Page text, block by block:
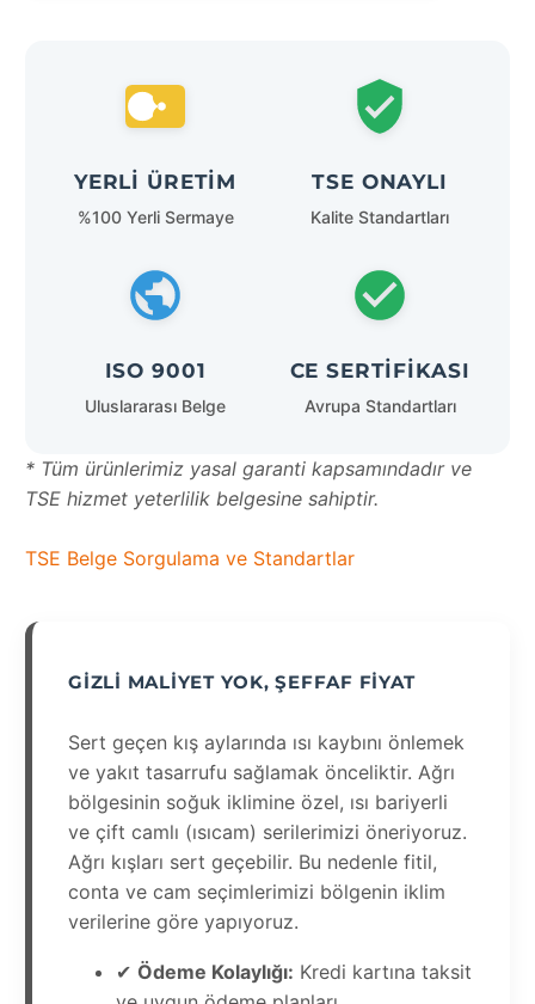
YERLI ÜRETIM
%100 Yerli Sermaye
TSE ONAYLI
Kalite Standartları
ISO 9001
Uluslararası Belge
CE SERTIFIKASI
Avrupa Standartları
* Tüm ürünlerimiz yasal garanti kapsamındadır ve
TSE hizmet yeterlilik belgesine sahiptir.
TSE Belge Sorgulama ve Standartlar
GIZLI MALIYET YOK, ŞEFFAF FIYAT
Sert geçen kış aylarında ısı kaybını önlemek
ve yakıt tasarrufu sağlamak önceliktir. Ağrı
bölgesinin soğuk iklimine özel, ısı bariyerli
ve çift camlı (ısıcam) serilerimizi öneriyoruz.
Ağrı kışları sert geçebilir. Bu nedenle fitil,
conta ve cam seçimlerimizi bölgenin iklim
verilerine göre yapıyoruz.
✔ Ödeme Kolaylığı: Kredi kartına taksit